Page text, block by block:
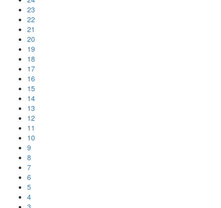
23
22
21
20
19
18
17
16
15
14
13
12
11
10
9
8
7
6
5
4